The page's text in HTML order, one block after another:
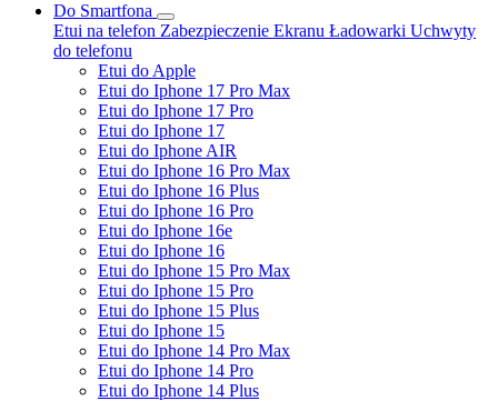
Do Smartfona
Etui na telefon Zabezpieczenie Ekranu Ładowarki Uchwyty
do telefonu
Etui do Apple
Etui do Iphone 17 Pro Max
Etui do Iphone 17 Pro
Etui do Iphone 17
Etui do Iphone AIR
Etui do Iphone 16 Pro Max
Etui do Iphone 16 Plus
Etui do Iphone 16 Pro
Etui do Iphone 16e
Etui do Iphone 16
Etui do Iphone 15 Pro Max
Etui do Iphone 15 Pro
Etui do Iphone 15 Plus
Etui do Iphone 15
Etui do Iphone 14 Pro Max
Etui do Iphone 14 Pro
Etui do Iphone 14 Plus